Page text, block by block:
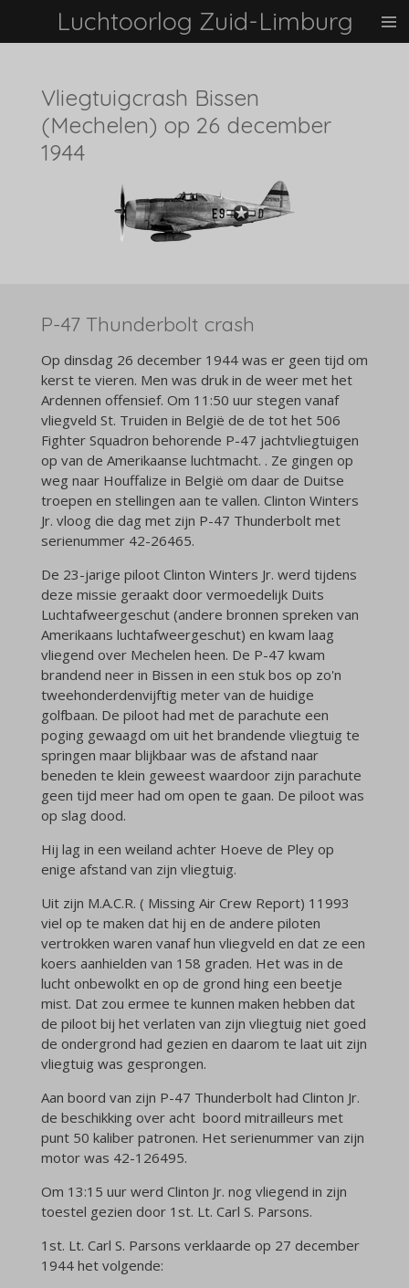
hoofdinhoud
Luchtoorlog Zuid-Limburg
Vliegtuigcrash Bissen
(Mechelen) op 26 december
1944
P-47 Thunderbolt crash
Op dinsdag 26 december 1944 was er geen tijd om
kerst te vieren. Men was druk in de weer met het
Ardennen offensief. Om 11:50 uur stegen vanaf
vliegveld St. Truiden in België de de tot het 506
Fighter Squadron behorende P-47 jachtvliegtuigen
op van de Amerikaanse luchtmacht. . Ze gingen op
weg naar Houffalize in België om daar de Duitse
troepen en stellingen aan te vallen. Clinton Winters
Jr. vloog die dag met zijn P-47 Thunderbolt met
serienummer 42-26465.
De 23-jarige piloot Clinton Winters Jr. werd tijdens
deze missie geraakt door vermoedelijk Duits
Luchtafweergeschut (andere bronnen spreken van
Amerikaans luchtafweergeschut) en kwam laag
vliegend over Mechelen heen. De P-47 kwam
brandend neer in Bissen in een stuk bos op zo'n
tweehonderdenvijftig meter van de huidige
golfbaan. De piloot had met de parachute een
poging gewaagd om uit het brandende vliegtuig te
springen maar blijkbaar was de afstand naar
beneden te klein geweest waardoor zijn parachute
geen tijd meer had om open te gaan. De piloot was
op slag dood.
Hij lag in een weiland achter Hoeve de Pley op
enige afstand van zijn vliegtuig.
Uit zijn M.A.C.R. ( Missing Air Crew Report) 11993
viel op te maken dat hij en de andere piloten
vertrokken waren vanaf hun vliegveld en dat ze een
koers aanhielden van 158 graden. Het was in de
lucht onbewolkt en op de grond hing een beetje
mist. Dat zou ermee te kunnen maken hebben dat
de piloot bij het verlaten van zijn vliegtuig niet goed
de ondergrond had gezien en daarom te laat uit zijn
vliegtuig was gesprongen.
Aan boord van zijn P-47 Thunderbolt had Clinton Jr.
de beschikking over acht boord mitrailleurs met
punt 50 kaliber patronen. Het serienummer van zijn
motor was 42-126495.
Om 13:15 uur werd Clinton Jr. nog vliegend in zijn
toestel gezien door 1st. Lt. Carl S. Parsons.
1st. Lt. Carl S. Parsons verklaarde op 27 december
1944 het volgende: